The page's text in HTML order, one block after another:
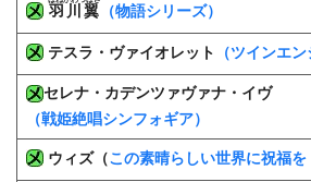
羽川翼 （物語シリーズ）
テスラ・ヴァイオレット （ツインエン
セレナ・カデンツァヴァナ・イヴ
（戦姫絶唱シンフォギア）
ウィズ（この素晴らしい世界に祝福を